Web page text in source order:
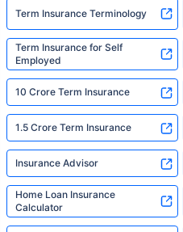
Term Insurance Terminology
Term Insurance for Self
Employed
10 Crore Term Insurance
1.5 Crore Term Insurance
Insurance Advisor
Home Loan Insurance
Calculator